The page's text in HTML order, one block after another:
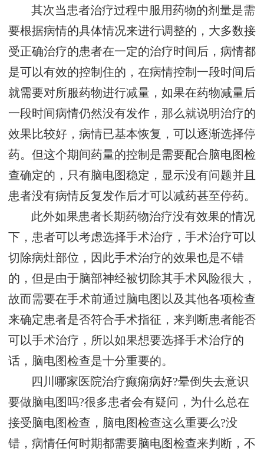
其次当患者治疗过程中服用药物的剂量是需
要根据病情的具体情况来进行调整的，大多数接
受正确治疗的患者在一定的治疗时间后，病情都
是可以有效的控制住的，在病情控制一段时间后
就需要对所服药物进行减量，如果在药物减量后
一段时间病情仍然没有发作，那么就说明治疗的
效果比较好，病情已基本恢复，可以逐渐选择停
药。但这个期间药量的控制是需要配合脑电图检
查确定的，只有脑电图稳定，显示没有问题并且
患者没有病情反复发作后才可以减药甚至停药。
此外如果患者长期药物治疗没有效果的情况
下，患者可以考虑选择手术治疗，手术治疗可以
切除病灶部位，因此手术治疗的效果也是不错
的，但是由于脑部神经被切除其手术风险很大，
故而需要在手术前通过脑电图以及其他各项检查
来确定患者是否符合手术指征，来判断患者能否
可以手术治疗，所以如果想要选择手术治疗的
话，脑电图检查是十分重要的。
四川哪家医院治疗癫痫病好?晕倒失去意识
要做脑电图吗?很多患者会有疑问，为什么总在
接受脑电图检查，脑电图检查这么重要么?没
错，病情任何时期都需要脑电图检查来判断，不